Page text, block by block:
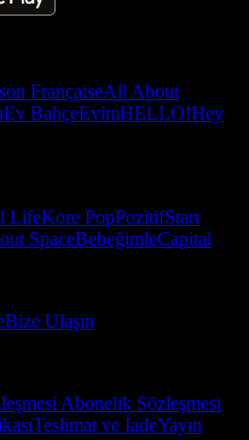
FrançaiseAll About
Ev BahçeEvimHELLO!Hey
LifeKore PopPozitifStart
SpaceBebeğimleCapital
Bize Ulaşın
Abonelik Sözleşmesi
Teslimat ve İadeYayın